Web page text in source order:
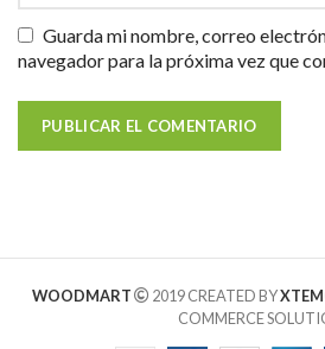
Guarda mi nombre, correo
navegador para la próxima vez que
WOODMART 2019 CREATED BY
COMMERCE